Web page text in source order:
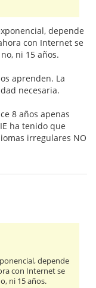
depende
con Internet se
ni 15 años.
aprenden. La
necesaria.
8 años apenas
ha tenido que
irregulares NO
depende
con Internet se
ni 15 años.